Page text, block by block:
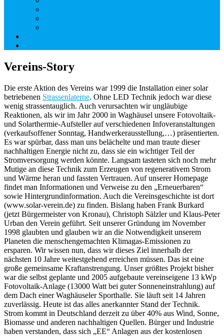
Vereins-Story
Die erste Aktion des Vereins war 1999 die Installation einer solar
betriebenen Strassenlaterne. Ohne LED Technik jedoch war diese
wenig strassentauglich. Auch verursachten wir ungläubige
Reaktionen, als wir im Jahr 2000 in Waghäusel unsere Fotovoltaik-
und Solarthermie-Aufsteller auf verschiedenen Infoveranstaltungen
(verkaufsoffener Sonntag, Handwerkerausstellung,…) präsentierten.
Es war spürbar, dass man uns belächelte und man traute dieser
nachhaltigen Energie nicht zu, dass sie ein wichtiger Teil der
Stromversorgung werden könnte. Langsam tasteten sich noch mehr
Mutige an diese Technik zum Erzeugen von regenerativem Strom
und Wärme heran und fassten Vertrauen. Auf unserer Homepage
findet man Informationen und Verweise zu den „Erneuerbaren“
sowie Hintergrundinformation. Auch die Vereinsgeschichte ist dort
(www.solar-verein.de) zu finden. Bislang haben Frank Burkard
(jetzt Bürgermeister von Kronau), Christoph Sälzler und Klaus-Peter
Urban den Verein geführt. Seit unserer Gründung im November
1998 glaubten und glauben wir an die Notwendigkeit unserem
Planeten die menschengemachten Klimagas-Emissionen zu
ersparen. Wir wissen nun, dass wir dieses Ziel innerhalb der
nächsten 10 Jahre weitestgehend erreichen müssen. Das ist eine
große gemeinsame Kraftanstrengung. Unser größtes Projekt bisher
war die selbst geplante und 2005 aufgebaute vereinseigene 13 kWp
Fotovoltaik-Anlage (13000 Watt bei guter Sonneneinstrahlung) auf
dem Dach einer Waghäuseler Sporthalle. Sie läuft seit 14 Jahren
zuverlässig. Heute ist das alles anerkannter Stand der Technik.
Strom kommt in Deutschland derzeit zu über 40% aus Wind, Sonne,
Biomasse und anderen nachhaltigen Quellen. Bürger und Industrie
haben verstanden, dass sich „EE“ Anlagen aus der kostenlosen